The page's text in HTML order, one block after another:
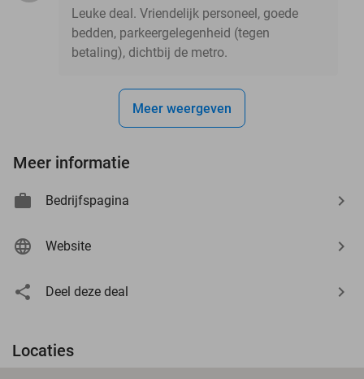
Leuke deal. Vriendelijk personeel, goede
bedden, parkeergelegenheid (tegen
betaling), dichtbij de metro.
Meer weergeven
Meer informatie
Bedrijfspagina
Website
Deel deze deal
Locaties